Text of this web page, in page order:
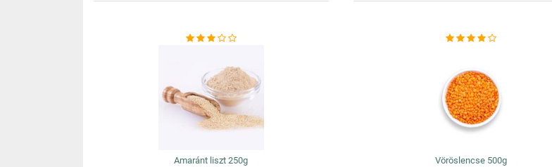
Amaránt liszt 250g Vöröslencse 500g